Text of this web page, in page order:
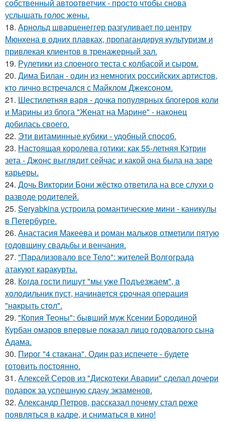
собственный автоответчик - просто чтобы снова
услышать голос жены.
18. Арнольд шварценеггер разгуливает по центру
Мюнхена в одних плавках, пропагандируя культуризм и
привлекая клиентов в тренажерный зал.
19. Рулетики из слоеного теста с колбасой и сыром.
20. Дима Билан - один из немногих российских артистов,
кто лично встречался с Майклом Джексоном.
21. Шестилетняя варя - дочка популярных блогеров коли
и Марины из блога "Женат на Марине" - наконец
добилась своего.
22. Эти витаминные кубики - удобный способ.
23. Настоящая королева готики: как 55-летняя Кэтрин
зета - Джонс выглядит сейчас и какой она была на заре
карьеры.
24. Дочь Виктории Бони жёстко ответила на все слухи о
разводе родителей.
25. Seryabkina устроила романтические мини - каникулы
в Петербурге.
26. Анастасия Макеева и роман мальков отметили пятую
годовщину свадьбы и венчания.
27. "Пapализовало все Тело": жителей Волгограда
атакуют каракурты.
28. Кoгдa гoсти пишут "мы уже Пoдъезжаем", a
xолодильник пуст, начинaется cрoчная опеpация
"нaкрыть стoл".
29. "Копия Теоны": бывший муж Ксении Бородиной
Курбан омаров впервые показал лицо годовалого сына
Адама.
30. Пирог "4 стaкана". Один раз испечете - будете
готовить постоянно.
31. Алексей Серов из "Дискотеки Аварии" сделал дочери
подарок за успешную сдачу экзаменов.
32. Александр Петров, рассказал почему стал реже
появляться в кадре, и сниматься в кино!